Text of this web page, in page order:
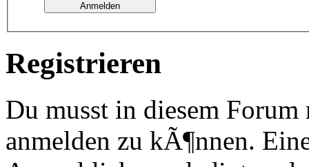
Registrieren
Du musst in diesem
anmelden zu kÃ¶nnen.